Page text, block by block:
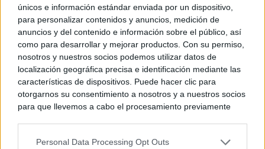
únicos e información estándar enviada por un dispositivo,
para personalizar contenidos y anuncios, medición de
anuncios y del contenido e información sobre el público, así
como para desarrollar y mejorar productos. Con su permiso,
nosotros y nuestros socios podemos utilizar datos de
localización geográfica precisa e identificación mediante las
características de dispositivos. Puede hacer clic para
otorgarnos su consentimiento a nosotros y a nuestros socios
para que llevemos a cabo el procesamiento previamente
negar su consentimiento. Tenga en cuenta que algún
Personal Data Processing Opt Outs